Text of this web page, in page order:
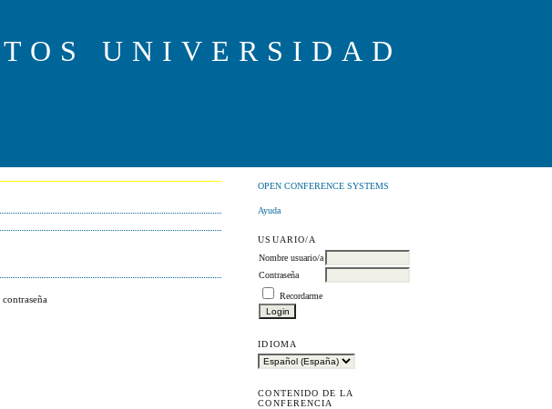
UNIVERSIDAD
OPEN CONFERENCE SYSTEMS
Ayuda
USUARIO/A
Nombre usuario/a
Contraseña
Recordarme
IDIOMA
CONTENIDO DE LA
CONFERENCIA